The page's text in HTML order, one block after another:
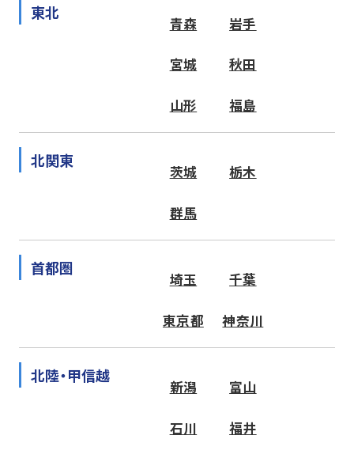
東北
青森 岩手
宮城 秋田
山形 福島
北関東
茨城 栃木
群馬
首都圏
埼玉 千葉
東京都 神奈川
北陸・甲信越
新潟 富山
石川 福井